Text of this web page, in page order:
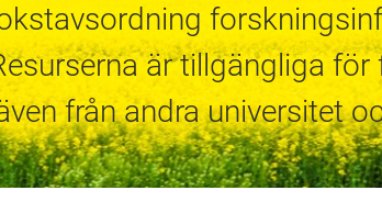
är tillgängliga för
från andra universitet